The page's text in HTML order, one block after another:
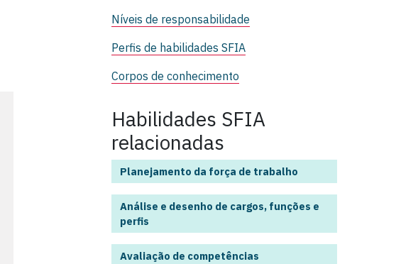
Níveis de responsabilidade
Perfis de habilidades SFIA
Corpos de conhecimento
Habilidades SFIA
relacionadas
Planejamento da força de trabalho
Análise e desenho de cargos, funções e
perfis
Avaliação de competências